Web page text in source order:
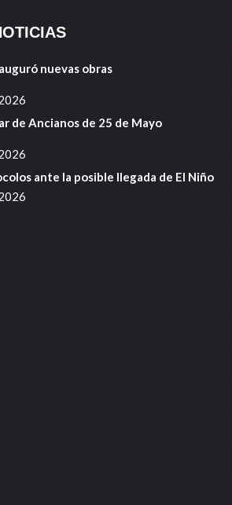
nuevas obras
de Ancianos de 25 de Mayo
ante la posible llegada de El Niño